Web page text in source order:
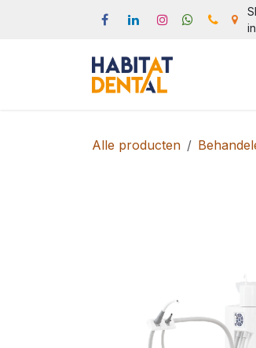
in
Alle producten